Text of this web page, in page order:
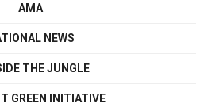
AMA
NEWS
THE JUNGLE
GREEN INITIATIVE